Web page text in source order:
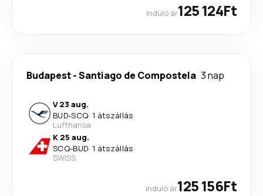
induló ár125 124Ft
Budapest-Santiago de Compostela 3 nap
V 23 aug.
BUD-SCQ· 1 átszállás
Lufthansa
K 25 aug.
SCQ-BUD· 1 átszállás
SWISS
induló ár125 156Ft